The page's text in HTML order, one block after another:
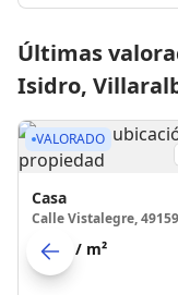
Últimas
Isidro,
VALORADO
Casa
Calle Vistalegre,
745 € / m²